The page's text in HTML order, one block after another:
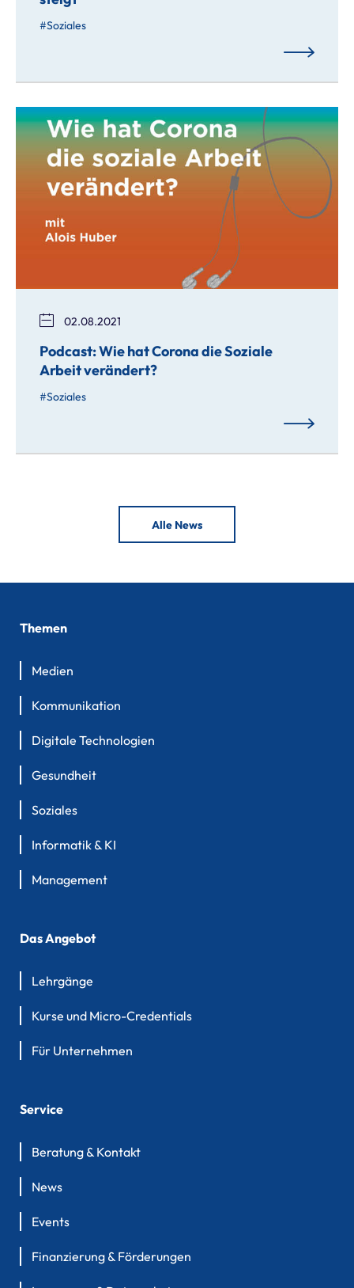
Soziales
02.08.2021
Podcast: Wie hat Corona die Soziale
Arbeit verändert?
Soziales
Alle News
Themen
Medien
Kommunikation
Digitale Technologien
Gesundheit
Soziales
Informatik & KI
Management
Das Angebot
Lehrgänge
Kurse und Micro-Credentials
Für Unternehmen
Service
Beratung & Kontakt
News
Events
Finanzierung & Förderungen